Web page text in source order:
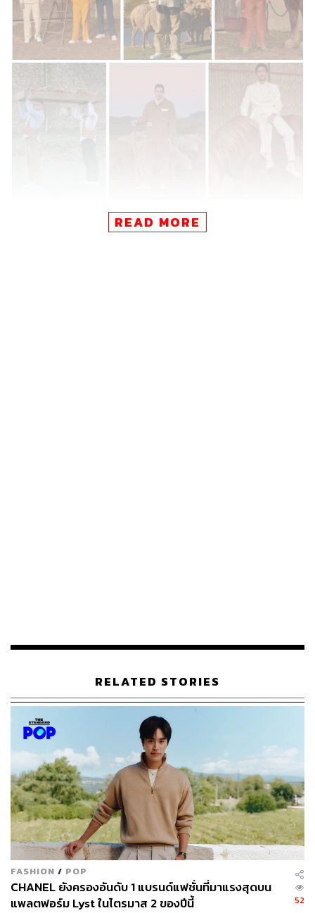
Jacquemus Menswear II
สีสันลวดลายสุดคลาสสิกที่เราคุ้นเคยตั้งแต่ปี 1950-1970 เข้า
สีชมพูอ่อน และสีเหลืองเข้ม รวมไปถึงสีดำและขาวแบบ
ตามปรัชญาของ อาร์มิ ราเทีย ผู้ก่อตั้งแบรนด์ Marimekko ที่
เคยกล่าวว่า “ที่จริงแล้วฉันไม่ได้ขายเสื้อผ้า แต่ฉันนำเสนอวิถี
แห่งการใช้ชีวิต Marimekko คืองานออกแบบ ไม่ใช่แฟชั่น ฉัน
ขายไอเดียให้คนออกแบบชีวิตมากกว่าขายชุดเดรสให้คนแค่
นำไปใส่”
READ MORE
RELATED STORIES
FASHION / POP
CHANEL ยังครองอันดับ 1 แบรนด์แฟชั่นที่มาแรงสุดบน
แพลตฟอร์ม Lyst ในไตรมาส 2 ของปีนี้
52